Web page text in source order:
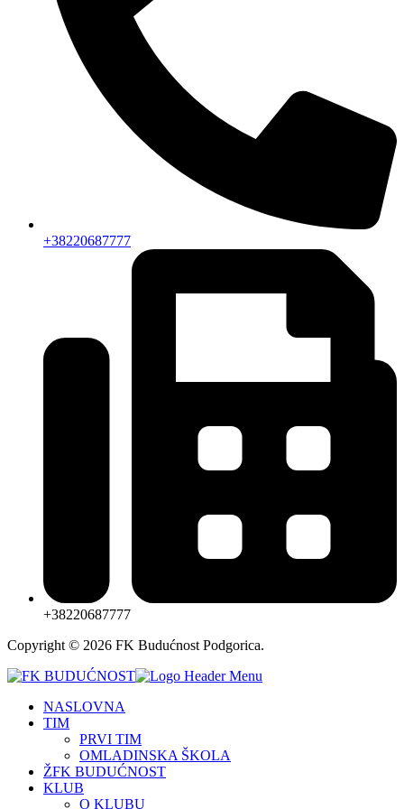
+38220687777
+38220687777
Copyright © 2026 FK Budućnost Podgorica.
NASLOVNA
TIM
PRVI TIM
OMLADINSKA ŠKOLA
ŽFK BUDUĆNOST
KLUB
O KLUBU